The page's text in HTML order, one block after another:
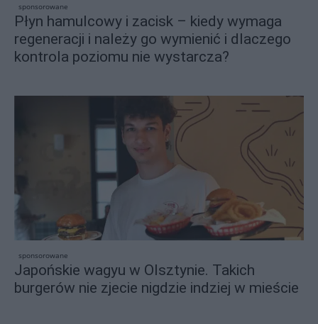
sponsorowane
Płyn hamulcowy i zacisk – kiedy wymaga
regeneracji i należy go wymienić i dlaczego
kontrola poziomu nie wystarcza?
sponsorowane
Japońskie wagyu w Olsztynie. Takich
burgerów nie zjecie nigdzie indziej w mieście